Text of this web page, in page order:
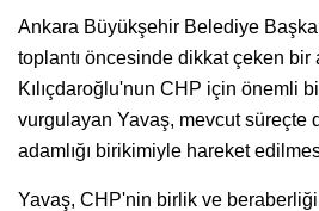
Ankara Büyükşehir Belediye
toplantı öncesinde dikkat çeken bir
Kılıçdaroğlu'nun CHP için önemli
vurgulayan Yavaş, mevcut süreçte
adamlığı birikimiyle hareket
Yavaş, CHP'nin birlik ve